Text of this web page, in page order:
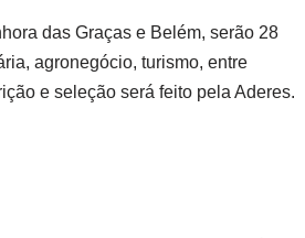
das Graças e Belém, serão 28
agronegócio, turismo, entre
e seleção será feito pela Aderes.